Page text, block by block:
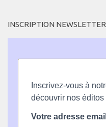
INSCRIPTION NEWSLETTER